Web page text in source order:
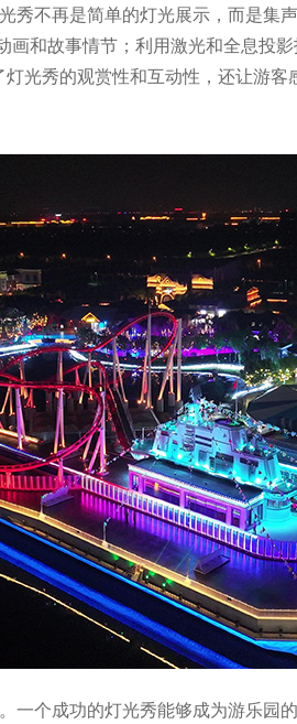
秀不再是简单的灯光展示，而是集
和故事情节；利用激光和全息投
光秀的观赏性和互动性，还让游
个成功的灯光秀能够成为游乐园